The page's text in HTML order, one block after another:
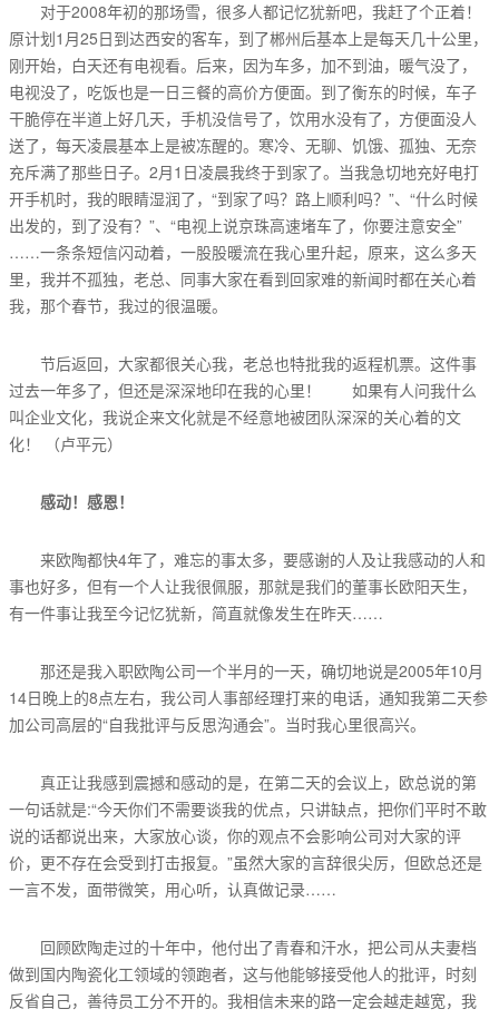
对于2008年初的那场雪，很多人都记忆犹新吧，我赶了个正着！
原计划1月25日到达西安的客车，到了郴州后基本上是每天几十公里，
刚开始，白天还有电视看。后来，因为车多，加不到油，暖气没了，
电视没了，吃饭也是一日三餐的高价方便面。到了衡东的时候，车子
干脆停在半道上好几天，手机没信号了，饮用水没有了，方便面没人
送了，每天凌晨基本上是被冻醒的。寒冷、无聊、饥饿、孤独、无奈
充斥满了那些日子。2月1日凌晨我终于到家了。当我急切地充好电打
开手机时，我的眼睛湿润了，“到家了吗？路上顺利吗？”、“什么时候
出发的，到了没有？”、“电视上说京珠高速堵车了，你要注意安全”
……一条条短信闪动着，一股股暖流在我心里升起，原来，这么多天
里，我并不孤独，老总、同事大家在看到回家难的新闻时都在关心着
我，那个春节，我过的很温暖。
节后返回，大家都很关心我，老总也特批我的返程机票。这件事
过去一年多了，但还是深深地印在我的心里！ 如果有人问我什么
叫企业文化，我说企来文化就是不经意地被团队深深的关心着的文
化！ （卢平元）
感动！感恩！
来欧陶都快4年了，难忘的事太多，要感谢的人及让我感动的人和
事也好多，但有一个人让我很佩服，那就是我们的董事长欧阳天生，
有一件事让我至今记忆犹新，简直就像发生在昨天……
那还是我入职欧陶公司一个半月的一天，确切地说是2005年10月
14日晚上的8点左右，我公司人事部经理打来的电话，通知我第二天参
加公司高层的“自我批评与反思沟通会”。当时我心里很高兴。
真正让我感到震撼和感动的是，在第二天的会议上，欧总说的第
一句话就是:“今天你们不需要谈我的优点，只讲缺点，把你们平时不敢
说的话都说出来，大家放心谈，你的观点不会影响公司对大家的评
价，更不存在会受到打击报复。”虽然大家的言辞很尖厉，但欧总还是
一言不发，面带微笑，用心听，认真做记录……
回顾欧陶走过的十年中，他付出了青春和汗水，把公司从夫妻档
做到国内陶瓷化工领域的领跑者，这与他能够接受他人的批评，时刻
反省自己，善待员工分不开的。我相信未来的路一定会越走越宽，我